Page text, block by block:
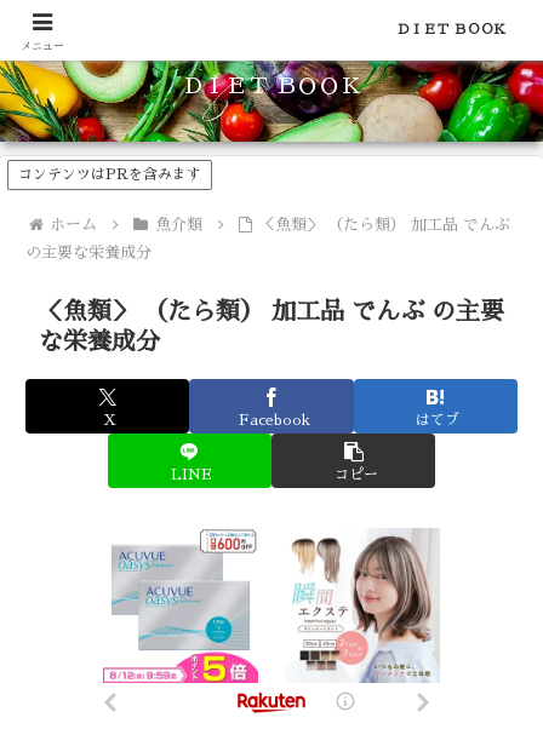
食品のカロリーや糖質などの栄養素がわかる！健康やダイエットに
ＤＩＥＴ ＢＯＯＫ
コンテンツはPRを含みます
ホーム 魚介類
＜魚類＞ （たら類） 加工品 でんぶ
の主要な栄養成分
＜魚類＞ （たら類） 加工品 でんぶ の主要
な栄養成分
X Facebook はてブ
LINE コピー
メニュー
ＤＩＥＴ ＢＯＯＫ